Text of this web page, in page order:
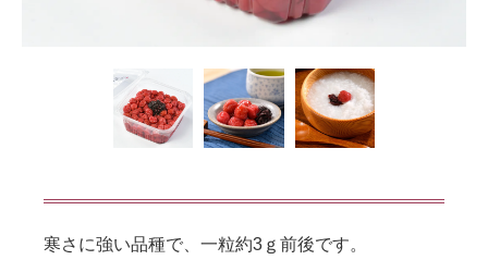
寒さに強い品種で、一粒約3ｇ前後です。